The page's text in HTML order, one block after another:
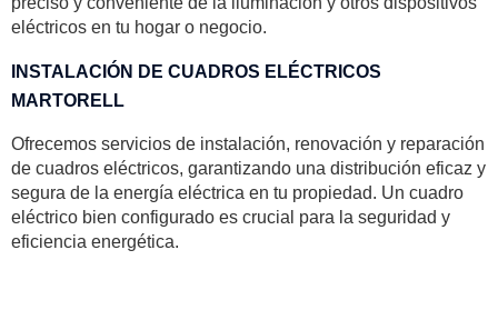
eléctricos en tu hogar o negocio.
INSTALACIÓN DE CUADROS ELÉCTRICOS
MARTORELL
Ofrecemos servicios de instalación, renovación y reparación
de cuadros eléctricos, garantizando una distribución eficaz y
segura de la energía eléctrica en tu propiedad. Un cuadro
eléctrico bien configurado es crucial para la seguridad y
eficiencia energética.